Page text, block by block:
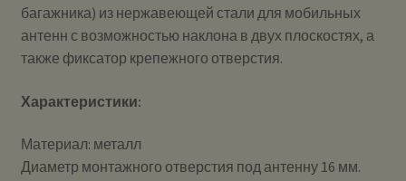
багажника) из нержавеющей стали для мобильных
антенн с возможностью наклона в двух плоскостях, а
также фиксатор крепежного отверстия.
Характеристики:
Материал: металл
Диаметр монтажного отверстия под антенну 16 мм.